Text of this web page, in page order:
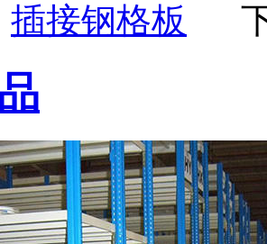
插接钢格板